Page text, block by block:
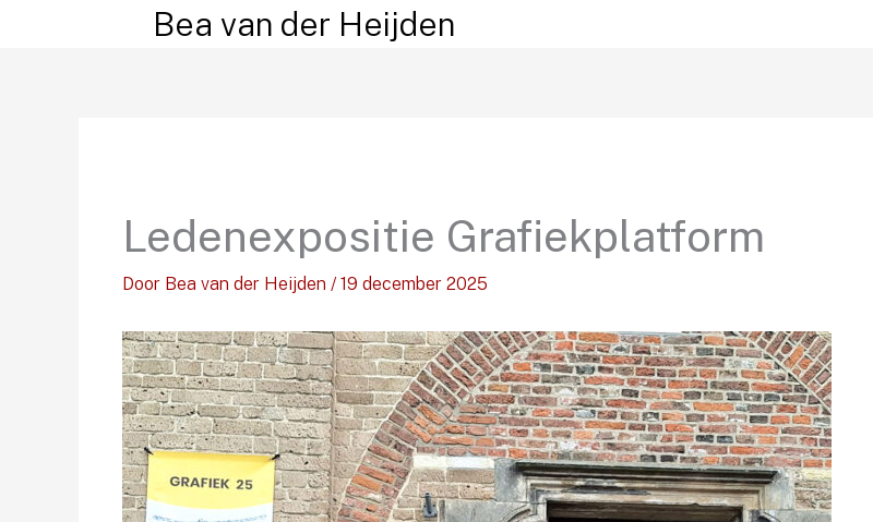
Bea van der Heijden
Ledenexpositie Grafiekplatform
Door Bea van der Heijden / 19 december 2025